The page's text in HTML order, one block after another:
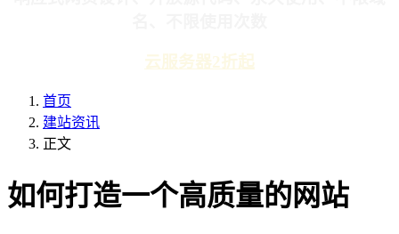
云服务器2折起
首页
建站资讯
正文
如何打造一个高质量的网站